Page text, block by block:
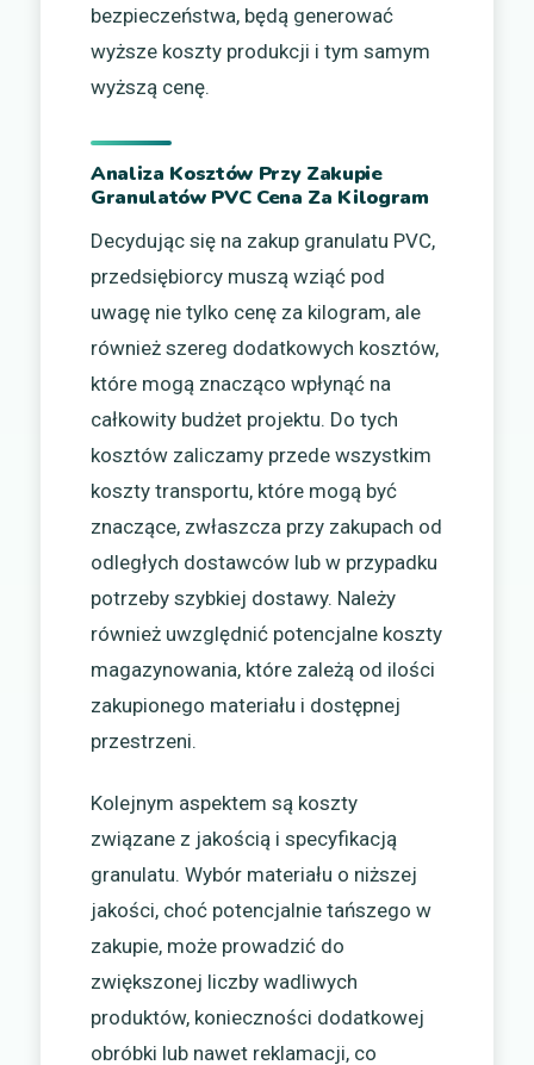
bezpieczeństwa, będą generować
wyższe koszty produkcji i tym samym
wyższą cenę.
Analiza Kosztów Przy Zakupie
Granulatów PVC Cena Za Kilogram
Decydując się na zakup granulatu PVC,
przedsiębiorcy muszą wziąć pod
uwagę nie tylko cenę za kilogram, ale
również szereg dodatkowych kosztów,
które mogą znacząco wpłynąć na
całkowity budżet projektu. Do tych
kosztów zaliczamy przede wszystkim
koszty transportu, które mogą być
znaczące, zwłaszcza przy zakupach od
odległych dostawców lub w przypadku
potrzeby szybkiej dostawy. Należy
również uwzględnić potencjalne koszty
magazynowania, które zależą od ilości
zakupionego materiału i dostępnej
przestrzeni.
Kolejnym aspektem są koszty
związane z jakością i specyfikacją
granulatu. Wybór materiału o niższej
jakości, choć potencjalnie tańszego w
zakupie, może prowadzić do
zwiększonej liczby wadliwych
produktów, konieczności dodatkowej
obróbki lub nawet reklamacji, co